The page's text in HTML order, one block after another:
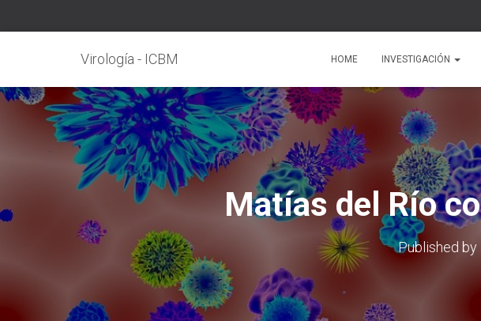
Virología - ICBM HOME INVESTIGACIÓN
Matías del Río
Published by